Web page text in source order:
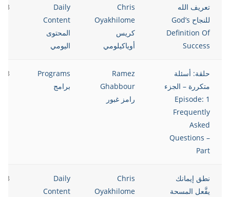
تعريف الله
للنجاح God’s
Definition Of
Success
Chris
Oyakhilome
كريس
أوياكيلومي
Daily
Content
المحتوى
اليومي
حلقة: أسئلة
متكررة – الجزء
1 Episode:
Frequently
Asked
Questions –
Part
Ramez
Ghabbour
رامز غبور
Programs
برامج
نطق إيمانك
يفَّعل المسحة
Chris
Oyakhilome
Daily
Content